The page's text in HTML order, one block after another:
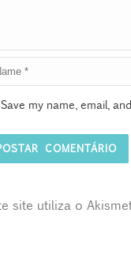
Save my name, email,
site utiliza o